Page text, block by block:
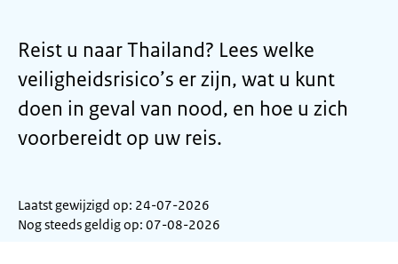
Reist u naar Thailand? Lees welke
veiligheidsrisico’s er zijn, wat u kunt
doen in geval van nood, en hoe u zich
voorbereidt op uw reis.
Laatst gewijzigd op: 24-07-2026
Nog steeds geldig op: 07-08-2026